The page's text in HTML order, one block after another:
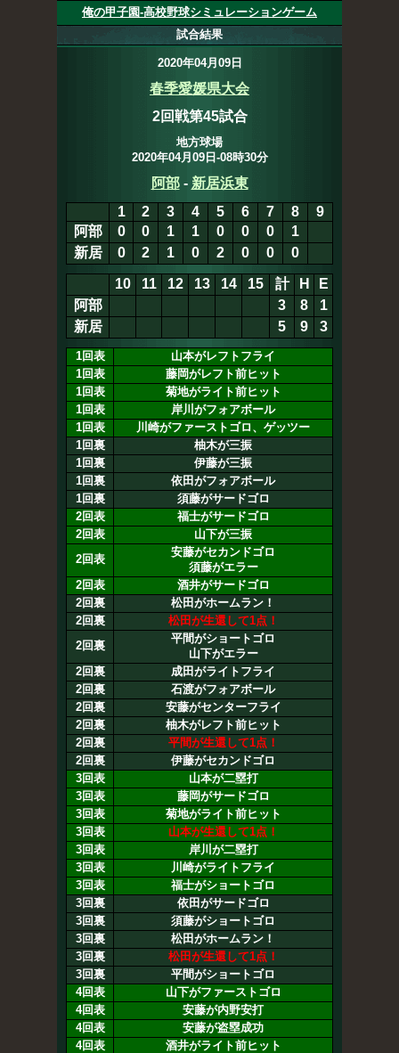
俺の甲子園-高校野球シミュレーションゲーム
試合結果
2020年04月09日
春季愛媛県大会
2回戦第45試合
地方球場
2020年04月09日-08時30分
阿部 - 新居浜東
1
2 3 4 5 6 7 8
9
阿部
0 0 1 1 0 0 0 1
新居
0 2 1 0 2 0 0 0
10 11 12 13 14 15 計 H
E
阿部
5 10
1
新居
5 9 3
1回表
山本がレフトフライ
1回表
藤岡がレフト前ヒット
1回表
菊地がライト前ヒット
1回表
岸川がフォアボール
1回表
川崎がファーストゴロ、ゲッツー
1回裏
柚木が三振
1回裏
伊藤が三振
1回裏
依田がフォアボール
1回裏
須藤がサードゴロ
2回表
福士がサードゴロ
2回表
山下が三振
2回表
安藤がセカンドゴロ
須藤がエラー
2回表
酒井がサードゴロ
2回裏
松田がホームラン！
2回裏
松田が生還して1点！
2回裏
平間がショートゴロ
山下がエラー
2回裏
成田がライトフライ
2回裏
石渡がフォアボール
2回裏
安藤がセンターフライ
2回裏
柚木がレフト前ヒット
2回裏
平間が生還して1点！
2回裏
伊藤がセカンドゴロ
3回表
山本が二塁打
3回表
藤岡がサードゴロ
3回表
菊地がライト前ヒット
3回表
山本が生還して1点！
3回表
岸川が二塁打
3回表
川崎がライトフライ
3回表
福士がショートゴロ
3回裏
依田がサードゴロ
3回裏
須藤がショートゴロ
3回裏
松田がホームラン！
3回裏
松田が生還して1点！
3回裏
平間がショートゴロ
4回表
山下がファーストゴロ
4回表
安藤が内野安打
4回表
安藤が盗塁成功
4回表
酒井がライト前ヒット